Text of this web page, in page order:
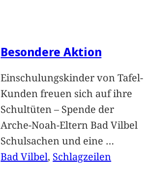
Besondere Aktion
Einschulungskinder von Tafel-
Kunden freuen sich auf ihre
Schultüten – Spende der
Arche-Noah-Eltern Bad Vilbel
Schulsachen und eine …
Bad Vilbel, Schlagzeilen